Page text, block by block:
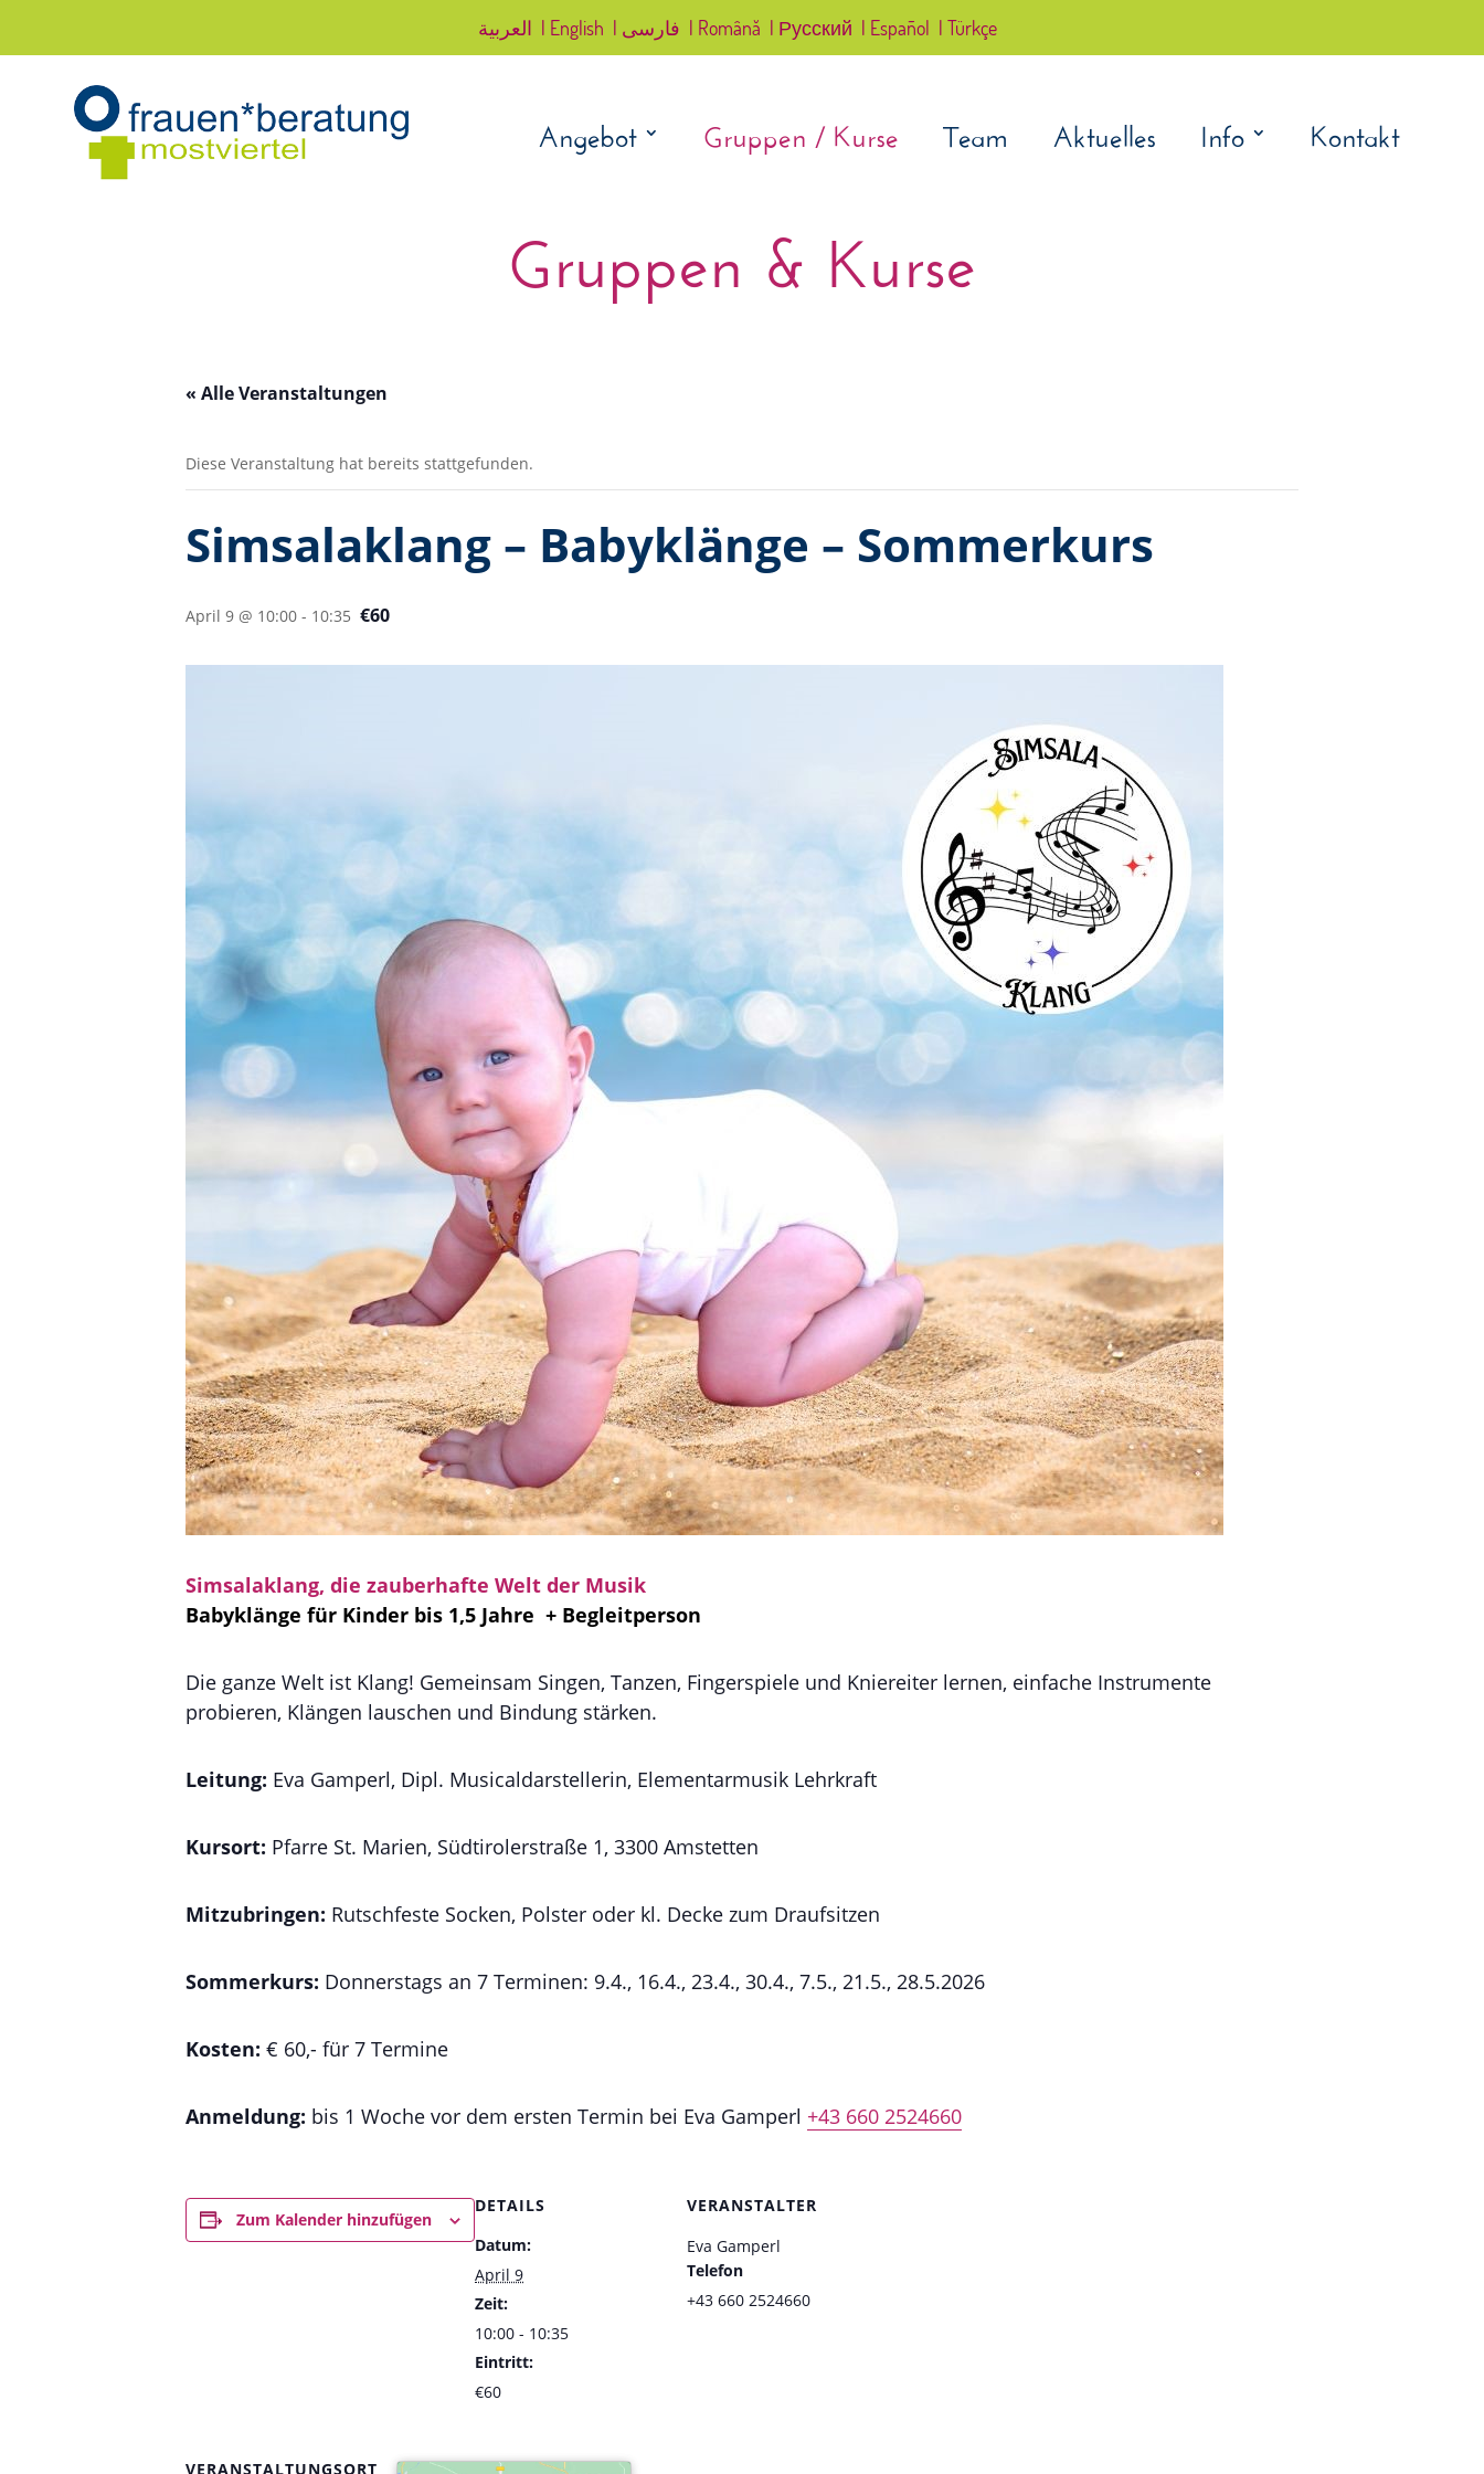
العربية | English | فارسی | Română | Русский | Español | Türkçe
Angebot Gruppen / Kurse Team Aktuelles Info Kontakt
Gruppen & Kurse
« Alle Veranstaltungen
Diese Veranstaltung hat bereits stattgefunden.
Simsalaklang – Babyklänge – Sommerkurs
April 9 @ 10:00 - 10:35 €60
Simsalaklang, die zauberhafte Welt der Musik
Babyklänge für Kinder bis 1,5 Jahre + Begleitperson
Die ganze Welt ist Klang! Gemeinsam Singen, Tanzen, Fingerspiele und Kniereiter lernen, einfache Instrumente
probieren, Klängen lauschen und Bindung stärken.
Leitung: Eva Gamperl, Dipl. Musicaldarstellerin, Elementarmusik Lehrkraft
Kursort: Pfarre St. Marien, Südtirolerstraße 1, 3300 Amstetten
Mitzubringen: Rutschfeste Socken, Polster oder kl. Decke zum Draufsitzen
Sommerkurs: Donnerstags an 7 Terminen: 9.4., 16.4., 23.4., 30.4., 7.5., 21.5., 28.5.2026
Kosten: € 60,- für 7 Termine
Anmeldung: bis 1 Woche vor dem ersten Termin bei Eva Gamperl +43 660 2524660
Zum Kalender hinzufügen
DETAILS
Datum:
April 9
Zeit:
10:00 - 10:35
Eintritt:
€60
VERANSTALTER
Eva Gamperl
Telefon
+43 660 2524660
VERANSTALTUNGSORT